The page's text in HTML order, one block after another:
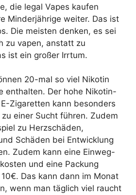
die legal Vapes kaufen
Minderjährige weiter. Das ist
Die meisten denken, es sei
zu vapen, anstatt zu
ist ein großer Irrtum.
20-mal so viel Nikotin
enthalten. Der hohe Nikotin-
Zigaretten kann besonders
einer Sucht führen. Zudem
zu Herzschäden,
Schäden bei Entwicklung
Zudem kann eine Einweg-
und eine Packung
Das kann dann im Monat
wenn man täglich viel raucht